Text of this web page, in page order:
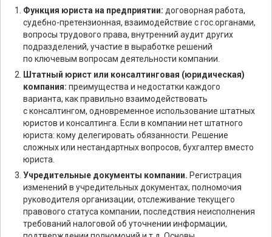
Функция юриста на предприятии: договорная работа,
судебно-претензионная, взаимодействие с гос.органами,
вопросы трудового права, внутренний аудит других
подразделений, участие в выработке решений
по ключевым вопросам деятельности компании.
Штатный юрист или консалтинговая (юридическая)
компания: преимущества и недостатки каждого
варианта, как правильно взаимодействовать
с консалтингом, одновременное использование штатных
юристов и консалтинга. Если в компании нет штатного
юриста: кому делегировать обязанности. Решение
сложных или нестандартных вопросов, бухгалтер вместо
юриста.
Учредительные документы компании. Регистрация
изменений в учредительных документах, полномочия
руководителя организации, отслеживание текущего
правового статуса компании, последствия неисполнения
требований налоговой об уточнении информации,